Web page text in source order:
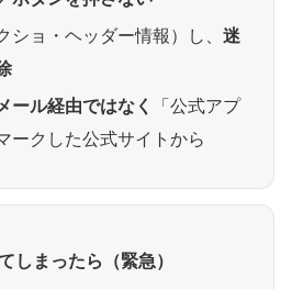
ショ・ヘッダー情報）し、 迷
ール経由ではなく
「公式アプ
ークした公式サイトから
まったら（緊急）